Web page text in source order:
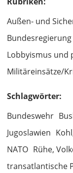
Außen- und
Bundesregierung
Lobbyismus und
Militäreinsätze/
Schlagwörter:
Bundeswehr
Jugoslawien
NATO Rühe,
transatlantische